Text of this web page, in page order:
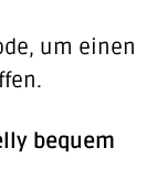
um einen
bequem